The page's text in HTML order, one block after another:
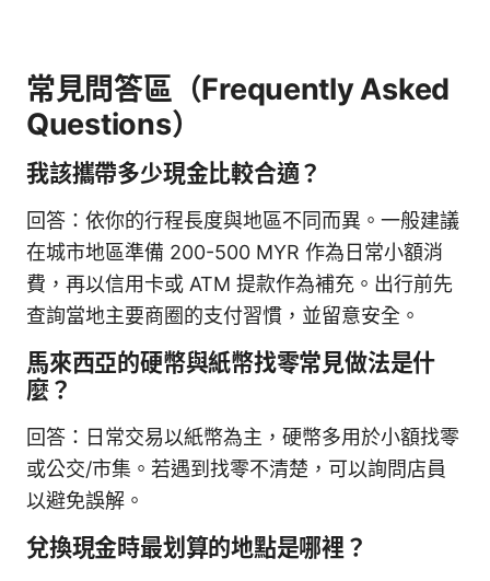
常見問答區（Frequently Asked
Questions）
我該攜帶多少現金比較合適？
回答：依你的行程長度與地區不同而異。一般建議
在城市地區準備 200-500 MYR 作為日常小額消
費，再以信用卡或 ATM 提款作為補充。出行前先
查詢當地主要商圈的支付習慣，並留意安全。
馬來西亞的硬幣與紙幣找零常見做法是什
麼？
回答：日常交易以紙幣為主，硬幣多用於小額找零
或公交/市集。若遇到找零不清楚，可以詢問店員
以避免誤解。
兌換現金時最划算的地點是哪裡？